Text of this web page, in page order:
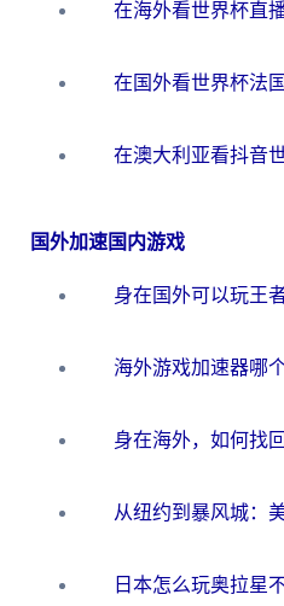
国外加速国内游戏